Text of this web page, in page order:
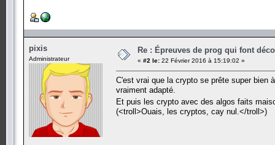
pixis
Administrateur
Re : Épreuves de prog qui font
« #2 le: 22 Février 2016 à 15:19:02 »
C'est vrai que la crypto se prête super bien
vraiment adapté.
Et puis les crypto avec des algos faits
(<troll>Ouais, les cryptos, cay nul.</troll>)